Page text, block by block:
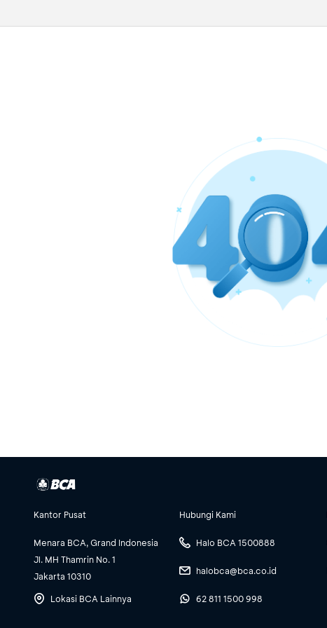
Kantor Pusat
Menara BCA, Grand Indonesia
Jl. MH Thamrin No. 1
Jakarta 10310
Lokasi BCA Lainnya
Hubungi Kami
Halo BCA 1500888
halobca@bca.co.id
62 811 1500 998